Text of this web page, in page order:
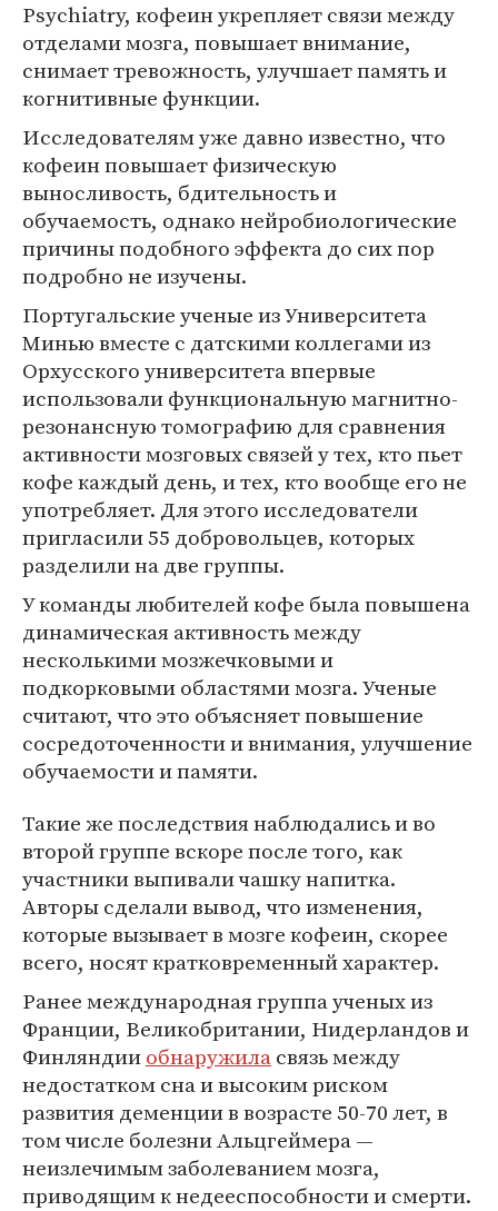
Psychiatry, кофеин укрепляет связи между
отделами мозга, повышает внимание,
снимает тревожность, улучшает память и
когнитивные функции.
Исследователям уже давно известно, что
кофеин повышает физическую
выносливость, бдительность и
обучаемость, однако нейробиологические
причины подобного эффекта до сих пор
подробно не изучены.
Португальские ученые из Университета
Минью вместе с датскими коллегами из
Орхусского университета впервые
использовали функциональную магнитно-
резонансную томографию для сравнения
активности мозговых связей у тех, кто пьет
кофе каждый день, и тех, кто вообще его не
употребляет. Для этого исследователи
пригласили 55 добровольцев, которых
разделили на две группы.
У команды любителей кофе была повышена
динамическая активность между
несколькими мозжечковыми и
подкорковыми областями мозга. Ученые
считают, что это объясняет повышение
сосредоточенности и внимания, улучшение
обучаемости и памяти.
Такие же последствия наблюдались и во
второй группе вскоре после того, как
участники выпивали чашку напитка.
Авторы сделали вывод, что изменения,
которые вызывает в мозге кофеин, скорее
всего, носят кратковременный характер.
Ранее международная группа ученых из
Франции, Великобритании, Нидерландов и
Финляндииобнаружиласвязь между
недостатком сна и высоким риском
развития деменции в возрасте 50-70 лет, в
том числе болезни Альцгеймера —
неизлечимым заболеванием мозга,
приводящим к недееспособности и смерти.